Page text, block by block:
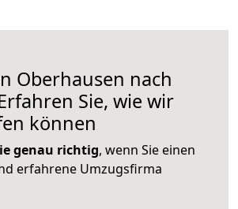
Oberhausen nach
Sie, wie wir
können
genau richtig, wenn Sie einen
erfahrene Umzugsfirma